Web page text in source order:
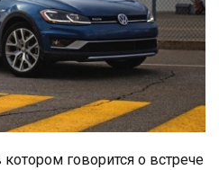
говорится о встрече